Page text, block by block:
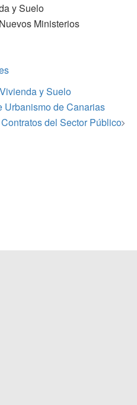
y Suelo
Ministerios
y Suelo
de Canarias
del Sector Público